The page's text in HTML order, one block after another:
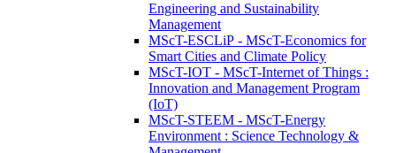
Engineering and Sustainability
Management
MScT-ESCLiP - MScT-Economics for
Smart Cities and Climate Policy
MScT-IOT - MScT-Internet of Things :
Innovation and Management Program
(IoT)
MScT-STEEM - MScT-Energy
Environment : Science Technology &